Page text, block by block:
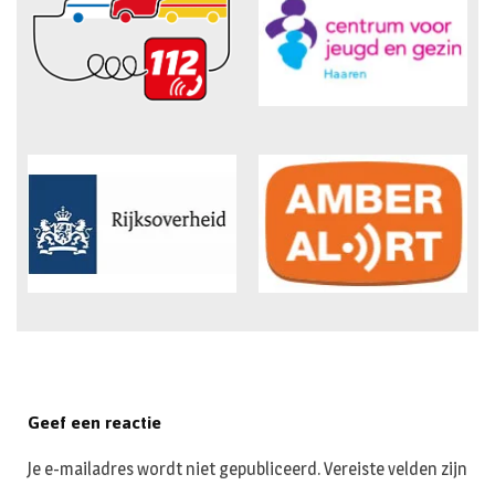
Geef een reactie
Je e-mailadres wordt niet gepubliceerd.Vereiste velden zijn